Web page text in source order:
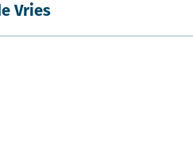
Vries